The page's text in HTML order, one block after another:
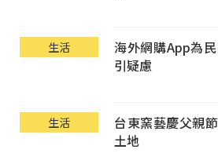
生活
海外網購App為
引疑慮
生活
台東窯藝慶父親
土地